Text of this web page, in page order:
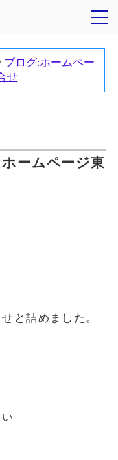
ームページ東
と詰めました。